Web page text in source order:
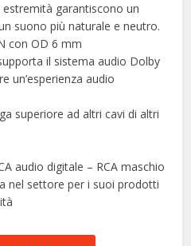
garantiscono un
suono più naturale e neutro.
con OD 6 mm
il sistema audio Dolby
un’esperienza audio
superiore ad altri cavi di altri
audio digitale – RCA maschio
nel settore per i suoi prodotti